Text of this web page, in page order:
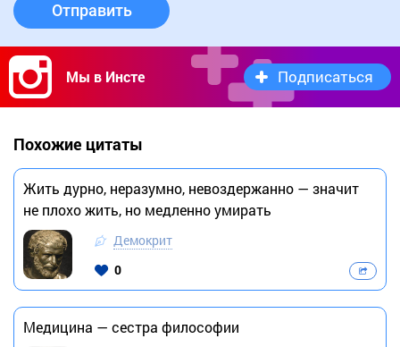
Отправить
Мы в Инсте Подписаться
Похожие цитаты
Жить дурно, неразумно, невоздержанно — значит
не плохо жить, но медленно умирать
Демокрит
0
Медицина — сестра философии